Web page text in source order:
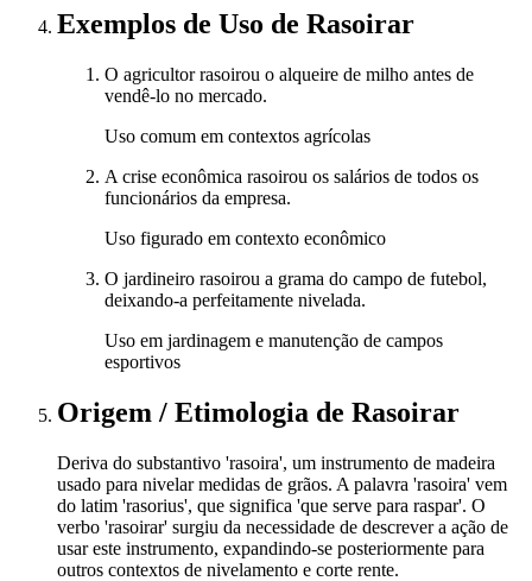
Exemplos de Uso de Rasoirar
O agricultor rasoirou o alqueire de milho antes de
vendê-lo no mercado.
Uso comum em contextos agrícolas
A crise econômica rasoirou os salários de todos os
funcionários da empresa.
Uso figurado em contexto econômico
O jardineiro rasoirou a grama do campo de futebol,
deixando-a perfeitamente nivelada.
Uso em jardinagem e manutenção de campos
esportivos
Origem / Etimologia de Rasoirar
Deriva do substantivo 'rasoira', um instrumento de madeira
usado para nivelar medidas de grãos. A palavra 'rasoira' vem
do latim 'rasorius', que significa 'que serve para raspar'. O
verbo 'rasoirar' surgiu da necessidade de descrever a ação de
usar este instrumento, expandindo-se posteriormente para
outros contextos de nivelamento e corte rente.